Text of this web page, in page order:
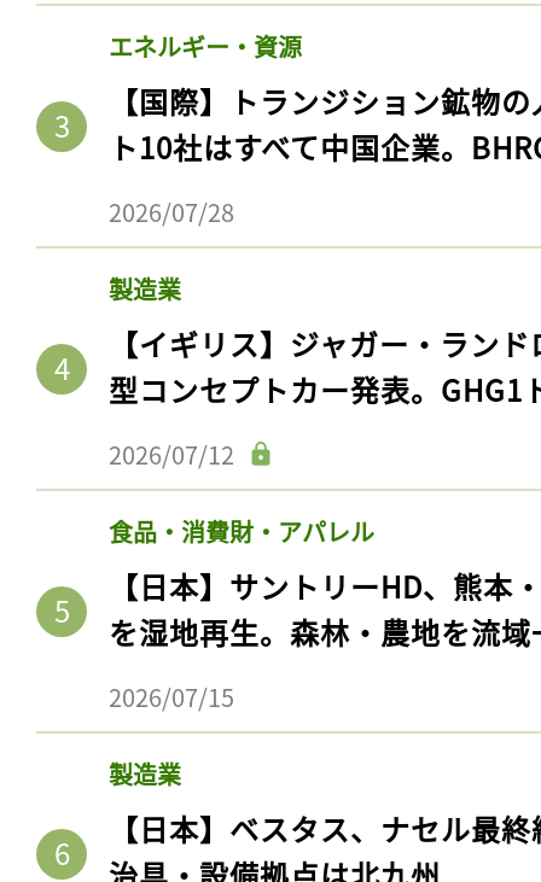
エネルギー・資源
【国際】トランジション鉱物
ト10社はすべて中国企業。
2026/07/28
製造業
【イギリス】ジャガー・ラン
型コンセプトカー発表。GHG1
2026/07/12
食品・消費財・アパレル
【日本】サントリーHD、熊本
を湿地再生。森林・農地を流
2026/07/15
製造業
【日本】ベスタス、ナセル最